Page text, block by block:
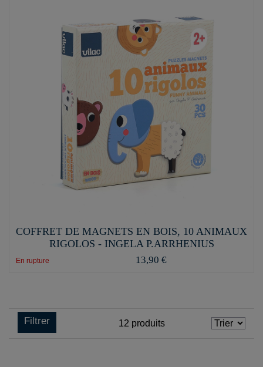
COFFRET DE MAGNETS EN BOIS, 10 ANIMAUX
RIGOLOS - INGELA P.ARRHENIUS
En rupture 13,90 €
Filtrer 12 produits